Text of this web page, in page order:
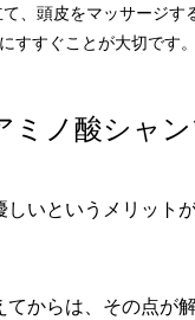
、頭皮をマッサージ
すすぐことが大切です。
ミノ酸シャ
いというメリット
からは、その点が